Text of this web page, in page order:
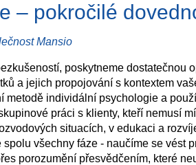
– pokročilé
Mansio
poskytneme dostatečnou
a jejich propojování s kontextem
metodě individální psychologie a
práci s klienty, kteří nemusí
situacích, v edukaci a
všechny fáze - naučíme se vést
porozumění přesvědčením, které